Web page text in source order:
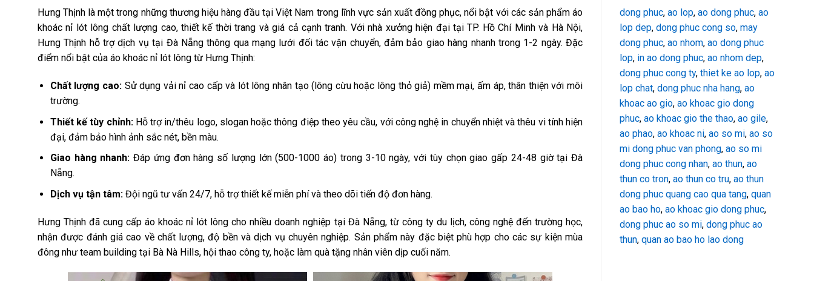
Hưng Thịnh là một trong những thương hiệu hàng đầu tại Việt Nam trong lĩnh vực sản xuất đồng phục, nổi bật với các sản phẩm áo
khoác nỉ lót lông chất lượng cao, thiết kế thời trang và giá cả cạnh tranh. Với nhà xưởng hiện đại tại TP. Hồ Chí Minh và Hà Nội,
Hưng Thịnh hỗ trợ dịch vụ tại Đà Nẵng thông qua mạng lưới đối tác vận chuyển, đảm bảo giao hàng nhanh trong 1-2 ngày. Đặc
điểm nổi bật của áo khoác nỉ lót lông từ Hưng Thịnh:
Chất lượng cao: Sử dụng vải nỉ cao cấp và lót lông nhân tạo (lông cừu hoặc lông thỏ giả) mềm mại, ấm áp, thân thiện với môi
trường.
Thiết kế tùy chỉnh:Hỗ trợ in/thêu logo, slogan hoặc thông điệp theo yêu cầu, với công nghệ in chuyển nhiệt và thêu vi tính hiện
đại, đảm bảo hình ảnh sắc nét, bền màu.
Giao hàng nhanh: Đáp ứng đơn hàng số lượng lớn (500-1000 áo) trong 3-10 ngày, với tùy chọn giao gấp 24-48 giờ tại Đà
Nẵng.
Dịch vụ tận tâm:Đội ngũ tư vấn 24/7, hỗ trợ thiết kế miễn phí và theo dõi tiến độ đơn hàng.
Hưng Thịnh đã cung cấp áo khoác nỉ lót lông cho nhiều doanh nghiệp tại Đà Nẵng, từ công ty du lịch, công nghệ đến trường học,
nhận được đánh giá cao về chất lượng, độ bền và dịch vụ chuyên nghiệp. Sản phẩm này đặc biệt phù hợp cho các sự kiện mùa
đông như team building tại Bà Nà Hills, hội thao công ty, hoặc làm quà tặng nhân viên dịp cuối năm.
dong phuc, ao lop, ao dong phuc, ao
lop dep, dong phuc cong so, may
dong phuc, ao nhom, ao dong phuc
lop, in ao dong phuc, ao nhom dep,
dong phuc cong ty, thiet ke ao lop, ao
lop chat, dong phuc nha hang, ao
khoac ao gio, ao khoac gio dong
phuc, ao khoac gio the thao, ao gile,
ao phao, ao khoac ni, ao so mi, ao so
mi dong phuc van phong, ao so mi
dong phuc cong nhan, ao thun, ao
thun co tron, ao thun co tru, ao thun
dong phuc quang cao qua tang, quan
ao bao ho, ao khoac gio dong phuc,
dong phuc ao so mi, dong phuc ao
thun, quan ao bao ho lao dong